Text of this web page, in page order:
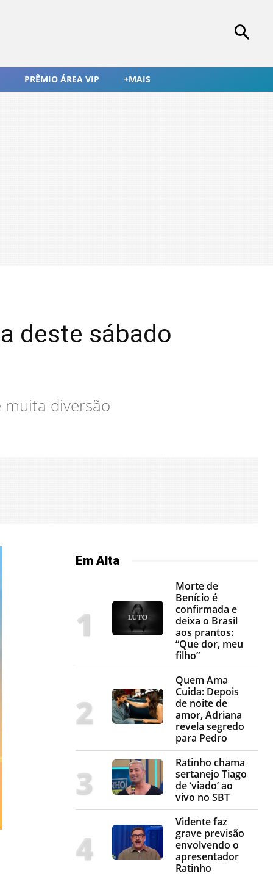
PRÊMIO ÁREA VIP +MAIS
deste sábado
diversão
Em Alta
Morte de
Benício é
confirmada e
deixa o Brasil
aos prantos:
“Que dor, meu
filho”
Quem Ama
Cuida: Depois
de noite de
amor, Adriana
revela segredo
para Pedro
Ratinho chama
sertanejo Tiago
de ‘viado’ ao
vivo no SBT
Vidente faz
grave previsão
envolvendo o
apresentador
Ratinho